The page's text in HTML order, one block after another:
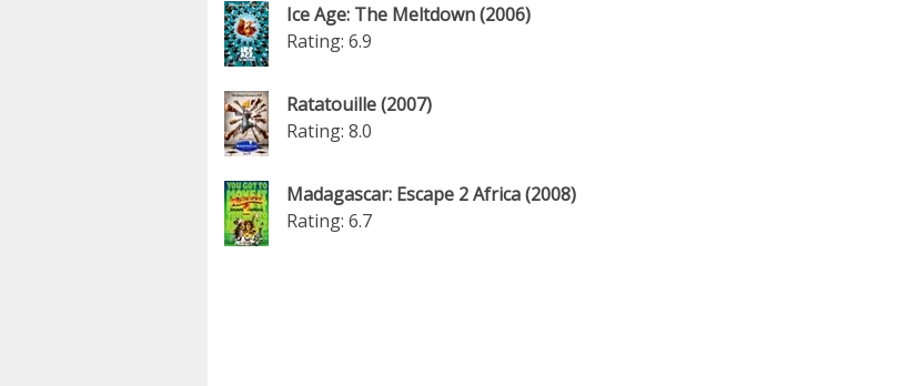
Ice Age: The Meltdown (2006)
Rating: 6.9
Ratatouille (2007)
Rating: 8.0
Madagascar: Escape 2 Africa (2008)
Rating: 6.7